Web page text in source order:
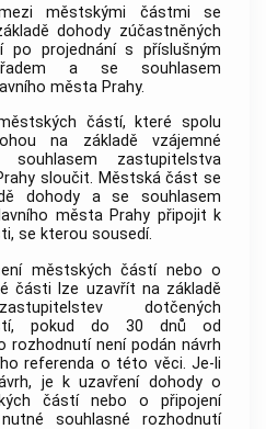
městskými částmi se
dohody zúčastněných
po projednání s příslušným
a se souhlasem
města Prahy.
částí, které spolu
na základě vzájemné
zastupitelstva
sloučit. Městská část se
dohody a se souhlasem
města Prahy připojit k
se kterou sousedí.
městských částí nebo o
části lze uzavřít na základě
dotčených
pokud do 30 dnů od
rozhodnutí není podán návrh
referenda o této věci. Je-li
je k uzavření dohody o
částí nebo o připojení
souhlasné rozhodnutí